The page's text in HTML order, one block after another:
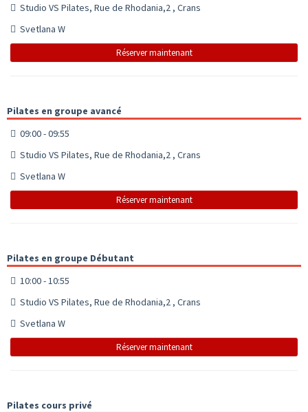
Studio VS Pilates, Rue de Rhodania,2 , Crans
Svetlana W
Réserver maintenant
Pilates en groupe avancé
09:00 - 09:55
Studio VS Pilates, Rue de Rhodania,2 , Crans
Svetlana W
Réserver maintenant
Pilates en groupe Débutant
10:00 - 10:55
Studio VS Pilates, Rue de Rhodania,2 , Crans
Svetlana W
Réserver maintenant
Pilates cours privé